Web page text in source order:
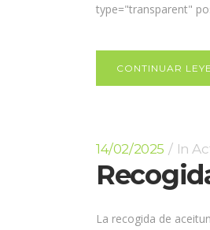
type="transparent"
CONTINUAR
14/02/2025 In
La recogida de